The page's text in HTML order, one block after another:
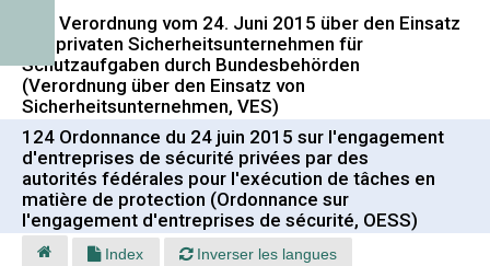
124 Verordnung vom 24. Juni 2015 über den Einsatz
von privaten Sicherheitsunternehmen für
Schutzaufgaben durch Bundesbehörden
(Verordnung über den Einsatz von
Sicherheitsunternehmen, VES)
124 Ordonnance du 24 juin 2015 sur l'engagement
d'entreprises de sécurité privées par des
autorités fédérales pour l'exécution de tâches en
matière de protection (Ordonnance sur
l'engagement d'entreprises de sécurité, OESS)
Index Inverser les langues